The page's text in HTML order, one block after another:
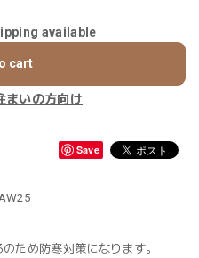
available
cart
まいの方向け
Save
ため防寒対策になります。